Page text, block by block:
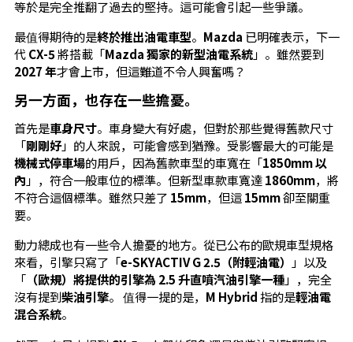
等於是完全推翻了過去的堅持。這可能會引起一些爭議。
最值得期待的是終於推出油電車型。 Mazda 已明確表示，下一
代CX-5將搭載「Mazda 獨家的新型油電系統」。雖然要到
2027 年才會上市，但這難道不令人興奮嗎？
另一方面，也存在一些擔憂。
首先是車身尺寸。車身變大有好處，但對於那些覺得舊款尺寸
「剛剛好」的人來說，可能會感到猶豫。受影響最大的可能是
機械式停車場的用戶，因為舊款車型的車寬在「1850mm 以
內 」，符合一般車位的標準。但新型車款車寬達1860mm，將
不符合這個標準。雖然只差了 15mm，但這15mm卻至關重
要。
動力總成也有一些令人擔憂的地方。從已公布的歐規車型規格
來看，引擎只寫了「e-SKYACTIV G 2.5（附輕油電）
」以及
「（歐規）將提供的引擎為 2.5 升直噴汽油引擎一種」，完全
沒有提到柴油引擎。 值得一提的是， M Hybrid指的是輕油電
混合系統。